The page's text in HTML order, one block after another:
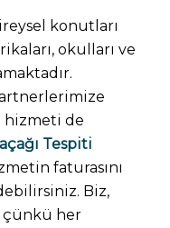
konutları
okulları ve
hizmeti de
Tespiti
faturasını
Biz,
çünkü her